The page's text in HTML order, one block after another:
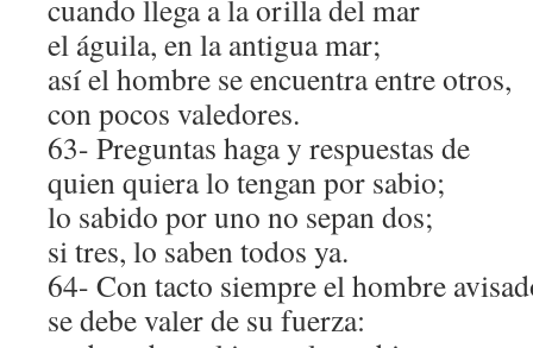
cuando llega a la orilla del mar
el águila, en la antigua mar;
así el hombre se encuentra entre otros,
con pocos valedores.
63- Preguntas haga y respuestas de
quien quiera lo tengan por sabio;
lo sabido por uno no sepan dos;
si tres, lo saben todos ya.
64- Con tacto siempre el hombre
se debe valer de su fuerza: